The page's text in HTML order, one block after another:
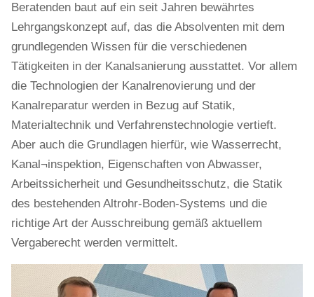
Beratenden baut auf ein seit Jahren bewährtes
Lehrgangskonzept auf, das die Absolventen mit dem
grundlegenden Wissen für die verschiedenen
Tätigkeiten in der Kanalsanierung ausstattet. Vor allem
die Technologien der Kanalrenovierung und der
Kanalreparatur werden in Bezug auf Statik,
Materialtechnik und Verfahrenstechnologie vertieft.
Aber auch die Grundlagen hierfür, wie Wasserrecht,
Kanal¬inspektion, Eigenschaften von Abwasser,
Arbeitssicherheit und Gesundheitsschutz, die Statik
des bestehenden Altrohr-Boden-Systems und die
richtige Art der Ausschreibung gemäß aktuellem
Vergaberecht werden vermittelt.